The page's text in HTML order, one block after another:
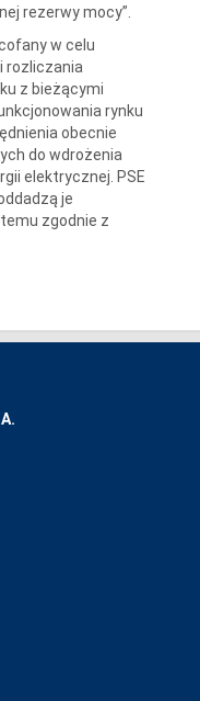
rezerwy mocy”.
w celu
rozliczania
z bieżącymi
rynku
obecnie
do wdrożenia
elektrycznej. PSE
je
zgodnie z